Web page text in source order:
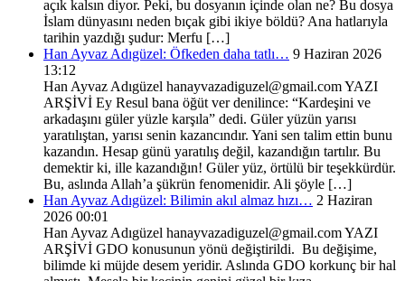
açık kalsın diyor. Peki, bu dosyanın içinde olan ne? Bu dosya
İslam dünyasını neden bıçak gibi ikiye böldü? Ana hatlarıyla
tarihin yazdığı şudur: Merfu […]
Han Ayvaz Adıgüzel: Öfkeden daha tatlı… 9 Haziran 2026
13:12
Han Ayvaz Adıgüzel hanayvazadiguzel@gmail.com YAZI
ARŞİVİ Ey Resul bana öğüt ver denilince: “Kardeşini ve
arkadaşını güler yüzle karşıla” dedi. Güler yüzün yarısı
yaratılıştan, yarısı senin kazancındır. Yani sen talim ettin bunu
kazandın. Hesap günü yaratılış değil, kazandığın tartılır. Bu
demektir ki, ille kazandığın! Güler yüz, örtülü bir teşekkürdür.
Bu, aslında Allah’a şükrün fenomenidir. Ali şöyle […]
Han Ayvaz Adıgüzel: Bilimin akıl almaz hızı… 2 Haziran
2026 00:01
Han Ayvaz Adıgüzel hanayvazadiguzel@gmail.com YAZI
ARŞİVİ GDO konusunun yönü değiştirildi. Bu değişime,
bilimde ki müjde desem yeridir. Aslında GDO korkunç bir hal